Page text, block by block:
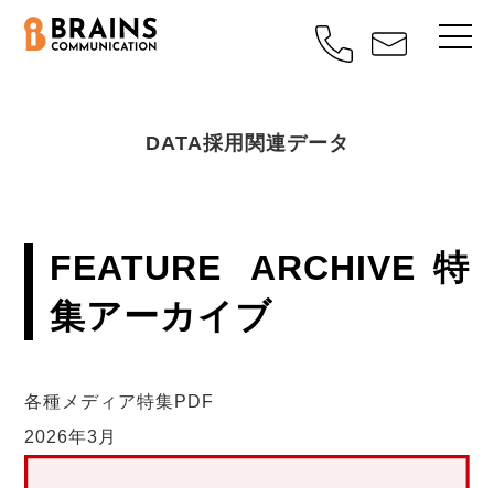
DATA採用関連データ
FEATURE ARCHIVE 特
集アーカイブ
各種メディア特集PDF
2026年3月